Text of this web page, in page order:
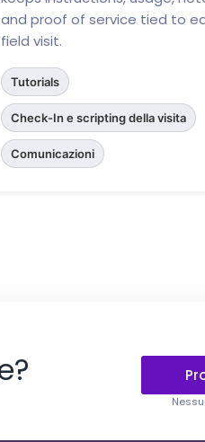
and proof of service tied to
field visit.
Tutorials
Check-In e scripting della visita
Comunicazioni